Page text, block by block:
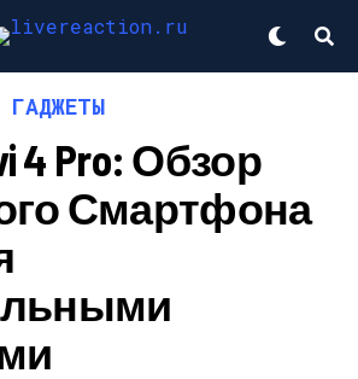
ГАДЖЕТЫ
4 Pro: Обзор
Смартфона